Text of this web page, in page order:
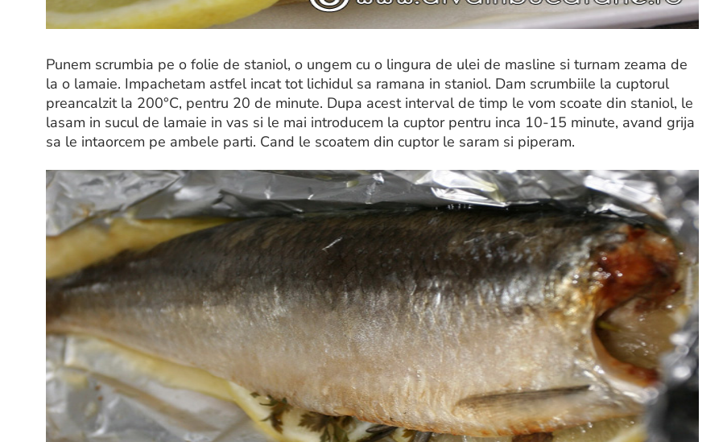
Punem scrumbia pe o folie de staniol, o ungem cu o lingura de ulei de masline si turnam zeama de
la o lamaie. Impachetam astfel incat tot lichidul sa ramana in staniol. Dam scrumbiile la cuptorul
preancalzit la 200°C, pentru 20 de minute. Dupa acest interval de timp le vom scoate din staniol, le
lasam in sucul de lamaie in vas si le mai introducem la cuptor pentru inca 10-15 minute, avand grija
sa le intaorcem pe ambele parti. Cand le scoatem din cuptor le saram si piperam.